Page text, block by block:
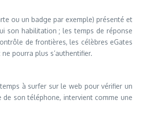
ou un badge par exemple) présenté et
son habilitation ; les temps de réponse
de frontières, les célèbres eGates
pourra plus s’authentifier.
à surfer sur le web pour vérifier un
son téléphone, intervient comme une